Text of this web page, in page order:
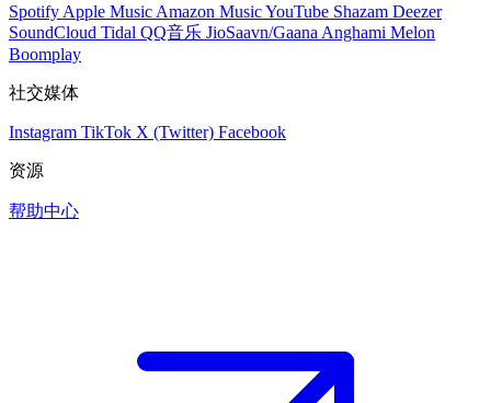
Spotify Apple Music Amazon MusicYouTube Shazam Deezer
SoundCloud Tidal QQ音乐 JioSaavn/Gaana Anghami Melon
Boomplay
社交媒体
Instagram TikTok X (Twitter) Facebook
资源
帮助中心